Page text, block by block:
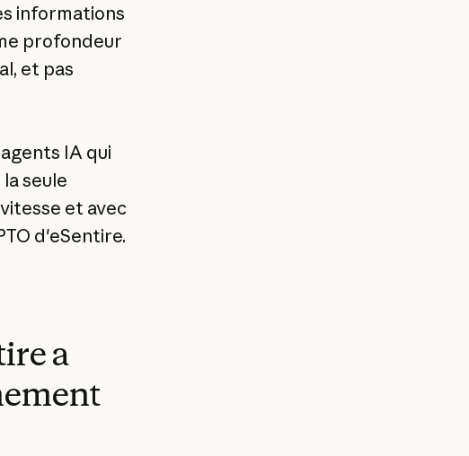
informations
profondeur
et pas
IA qui
seule
et avec
d'eSentire.
a